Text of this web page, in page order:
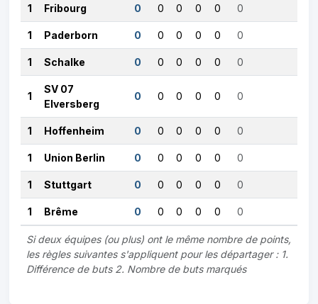
1 Fribourg 0 0 0 0 0 0
1 Paderborn 0 0 0 0 0 0
1 Schalke 0 0 0 0 0 0
1
SV 07
Elversberg
0 0 0 0 0 0
1 Hoffenheim 0 0 0 0 0 0
1 Union Berlin 0 0 0 0 0 0
1 Stuttgart 0 0 0 0 0 0
1 Brême 0 0 0 0 0 0
Si deux équipes (ou plus) ont le même nombre de points,
les règles suivantes s'appliquent pour les départager : 1.
Différence de buts 2. Nombre de buts marqués